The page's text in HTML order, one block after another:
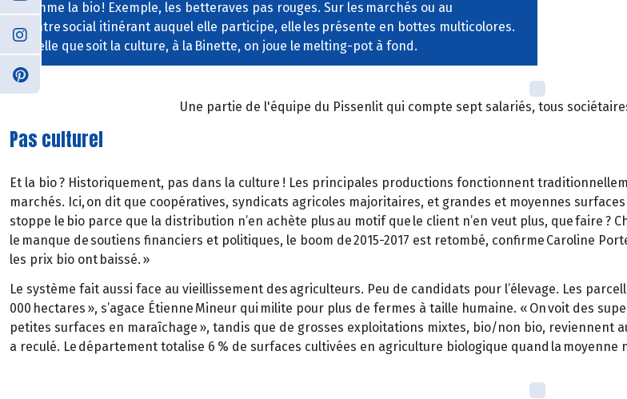
comme la bio ! Exemple, les betteraves pas rouges. Sur les marchés ou au
centre social itinérant auquel elle participe, elle les présente en bottes multicolores.
Quelle que soit la culture, à la Binette, on joue le melting-pot à fond.
Une partie de l'équipe du Pissenlit qui compte sept salariés, tous
Pas culturel
Et la bio ? Historiquement, pas dans la culture ! Les principales productions fonctionnent
marchés. Ici, on dit que coopératives, syndicats agricoles majoritaires, et grandes et moyennes
stoppe le bio parce que la distribution n’en achète plus au motif que le client n’en veut plus, que faire ?
le manque de soutiens financiers et politiques, le boom de 2015-2017 est retombé, confirme Caroline
les prix bio ont baissé. »
Le système fait aussi face au vieillissement des agriculteurs. Peu de candidats pour l’élevage. Les
000 hectares », s’agace Étienne Mineur qui milite pour plus de fermes à taille humaine. « On voit des
petites surfaces en maraîchage », tandis que de grosses exploitations mixtes, bio/non bio, reviennent
a reculé. Le département totalise 6 % de surfaces cultivées en agriculture biologique quand la moyenne